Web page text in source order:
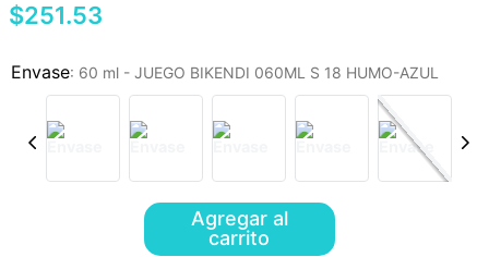
$251.53
: 60 ml - JUEGO BIKENDI 060ML S 18 HUMO-AZUL
Agregar al
carrito